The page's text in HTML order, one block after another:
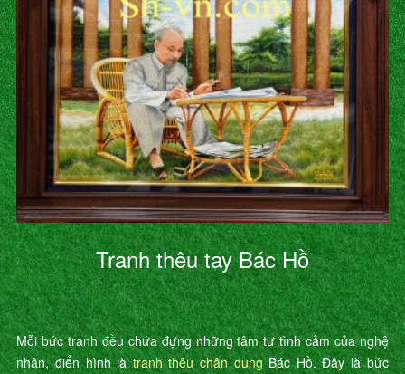
Tranh thêu tay Bác Hồ
Mỗi bức tranh đều chứa đựng những tâm tư tình cảm của nghệ
nhân, điển hình làtranh thêu chân dungBác Hồ. Đây là bức